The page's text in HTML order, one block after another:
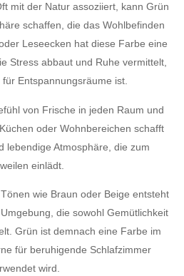
mit der Natur assoziiert, kann Grün
schaffen, die das Wohlbefinden
Leseecken hat diese Farbe eine
Stress abbaut und Ruhe vermittelt,
Entspannungsräume ist.
von Frische in jeden Raum und
oder Wohnbereichen schafft
lebendige Atmosphäre, die zum
einlädt.
wie Braun oder Beige entsteht
die sowohl Gemütlichkeit
Grün ist demnach eine Farbe im
für beruhigende Schlafzimmer
wird.